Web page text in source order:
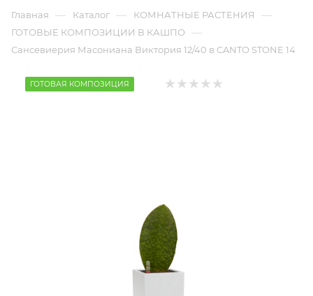
Главная — Каталог — КОМНАТНЫЕ РАСТЕНИЯ —
ГОТОВЫЕ КОМПОЗИЦИИ В КАШПО —
Сансевиерия Масониана Виктория 12/40 в CANTO STONE 14
ГОТОВАЯ КОМПОЗИЦИЯ